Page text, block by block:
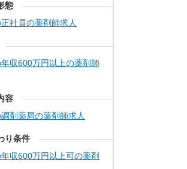
態
社員の薬剤師求人
収600万円以上の薬剤師
容
剤薬局の薬剤師求人
り条件
収600万円以上可の薬剤